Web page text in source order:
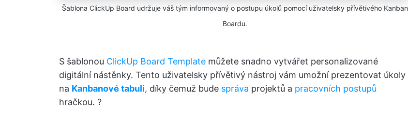
Šablona ClickUp Board udržuje váš tým informovaný o postupu úkolů pomocí uživatelsky přívětivého Kanban
Boardu.
S šablonou ClickUp Board Template můžete snadno vytvářet personalizované
digitální nástěnky. Tento uživatelsky přívětivý nástroj vám umožní prezentovat úkoly
na Kanbanové tabuli, díky čemuž bude správa projektů a pracovních postupů
hračkou. ?